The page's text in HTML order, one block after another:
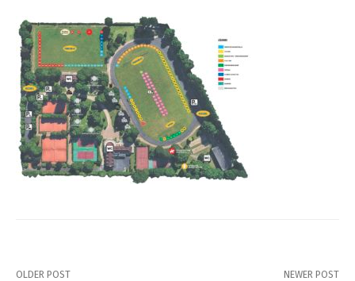
OLDER POST
NEWER POST